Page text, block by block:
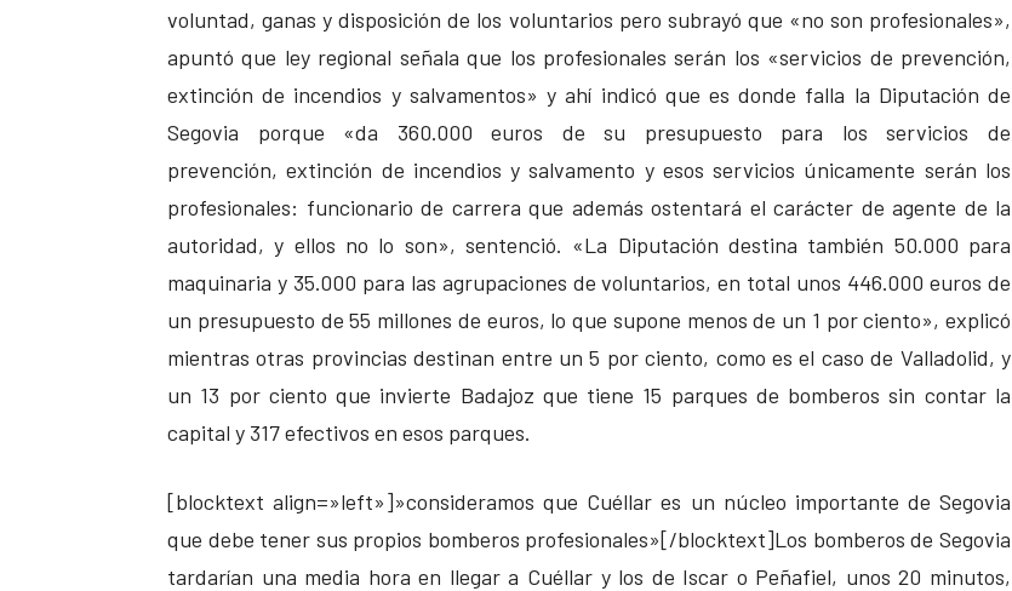
voluntad, ganas y disposición de los voluntarios pero subrayó que «no son profesionales»,
apuntó que ley regional señala que los profesionales serán los «servicios de prevención,
extinción de incendios y salvamentos» y ahí indicó que es donde falla la Diputación de
Segovia porque «da 360.000 euros de su presupuesto para los servicios de
prevención, extinción de incendios y salvamento y esos servicios únicamente serán los
profesionales: funcionario de carrera que además ostentará el carácter de agente de la
autoridad, y ellos no lo son», sentenció. «La Diputación destina también 50.000 para
maquinaria y 35.000 para las agrupaciones de voluntarios, en total unos 446.000 euros de
un presupuesto de 55 millones de euros, lo que supone menos de un 1 por ciento», explicó
mientras otras provincias destinan entre un 5 por ciento, como es el caso de Valladolid, y
un 13 por ciento que invierte Badajoz que tiene 15 parques de bomberos sin contar la
capital y 317 efectivos en esos parques.
[blocktext align=»left»]»consideramos que Cuéllar es un núcleo importante de Segovia
que debe tener sus propios bomberos profesionales»[/blocktext]Los bomberos de Segovia
tardarían una media hora en llegar a Cuéllar y los de Iscar o Peñafiel, unos 20 minutos,